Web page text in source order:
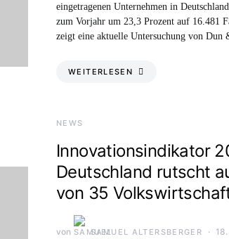
eingetragenen Unternehmen in
zum Vorjahr um 23,3 Prozent auf 16.481
zeigt eine aktuelle Untersuchung von Dun
WEITERLESEN
NEWS
Innovationsindikator
Deutschland rutscht
von 35
von SAMUEL ALTERSBERGER